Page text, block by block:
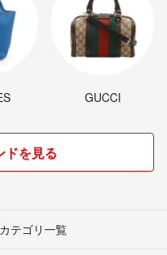
GUCCI
ドを見る
カテゴリ一覧